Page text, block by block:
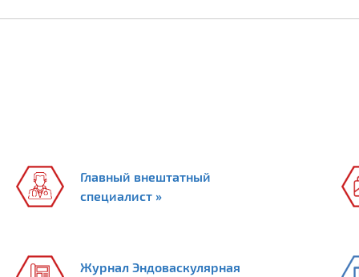
Главный внештатный
специалист »
Журнал Эндоваскулярная